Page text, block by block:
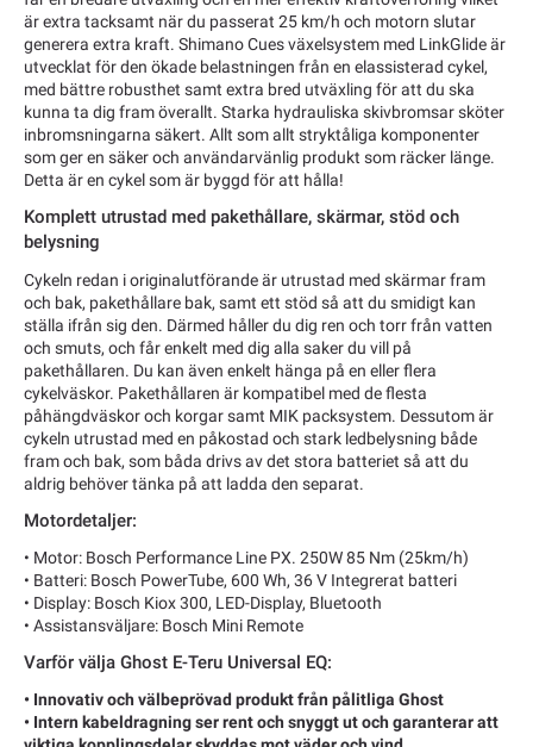
är extra tacksamt när du passerat 25 km/h och motorn slutar
generera extra kraft. Shimano Cues växelsystem med LinkGlide är
utvecklat för den ökade belastningen från en elassisterad cykel,
med bättre robusthet samt extra bred utväxling för att du ska
kunna ta dig fram överallt. Starka hydrauliska skivbromsar sköter
inbromsningarna säkert. Allt som allt stryktåliga komponenter
som ger en säker och användarvänlig produkt som räcker länge.
Detta är en cykel som är byggd för att hålla!
Komplett utrustad med pakethållare, skärmar, stöd och
belysning
Cykeln redan i originalutförande är utrustad med skärmar fram
och bak, pakethållare bak, samt ett stöd så att du smidigt kan
ställa ifrån sig den. Därmed håller du dig ren och torr från vatten
och smuts, och får enkelt med dig alla saker du vill på
pakethållaren. Du kan även enkelt hänga på en eller flera
cykelväskor. Pakethållaren är kompatibel med de flesta
påhängdväskor och korgar samt MIK packsystem. Dessutom är
cykeln utrustad med en påkostad och stark ledbelysning både
fram och bak, som båda drivs av det stora batteriet så att du
aldrig behöver tänka på att ladda den separat.
Motordetaljer:
• Motor: Bosch Performance Line PX. 250W 85 Nm (25km/h)
• Batteri: Bosch PowerTube, 600 Wh, 36 V Integrerat batteri
• Display: Bosch Kiox 300, LED-Display, Bluetooth
• Assistansväljare: Bosch Mini Remote
Varför välja Ghost E-Teru Universal EQ:
• Innovativ och välbeprövad produkt från pålitliga Ghost
• Intern kabeldragning ser rent och snyggt ut och garanterar att